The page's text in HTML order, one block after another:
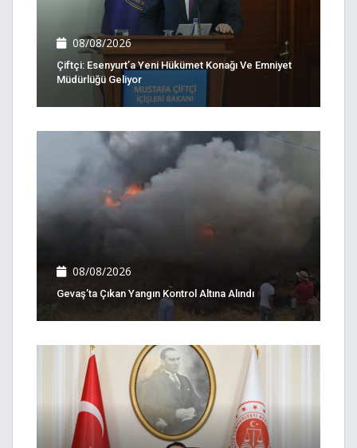
08/08/2026
Çiftçi: Esenyurt’a Yeni Hükümet Konağı Ve Emniyet
Müdürlüğü Geliyor
08/08/2026
Gevaş’ta Çıkan Yangın Kontrol Altına Alındı